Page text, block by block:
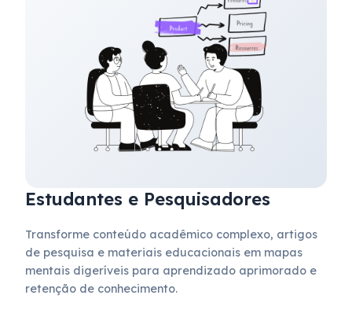
Estudantes e Pesquisadores
Transforme conteúdo acadêmico complexo, artigos
de pesquisa e materiais educacionais em mapas
mentais digeríveis para aprendizado aprimorado e
retenção de conhecimento.